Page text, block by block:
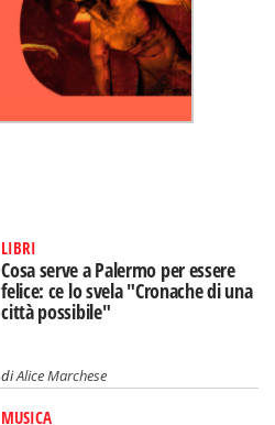
LIBRI
Cosa serve a Palermo per essere
felice: ce lo svela "Cronache di una
città possibile"
diAlice Marchese
MUSICA